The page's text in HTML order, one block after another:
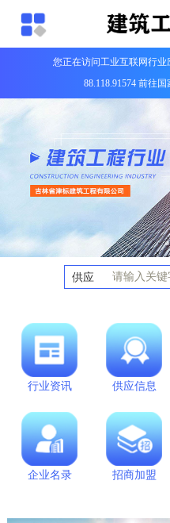
您正在访问工业互联网行
88.118.91574 前往
供应
行业资讯 供应信息
企业名录 招商加盟